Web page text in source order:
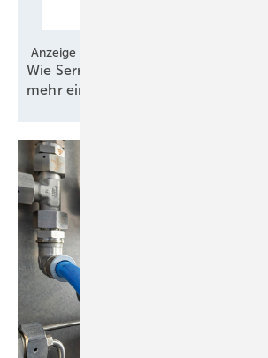
Anzeige
Wie Serrations pro Anlage einige
mehr einbringen